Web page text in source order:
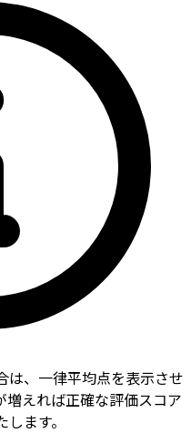
は、一律平均点を表示させ
増えれば正確な評価スコア
ます。